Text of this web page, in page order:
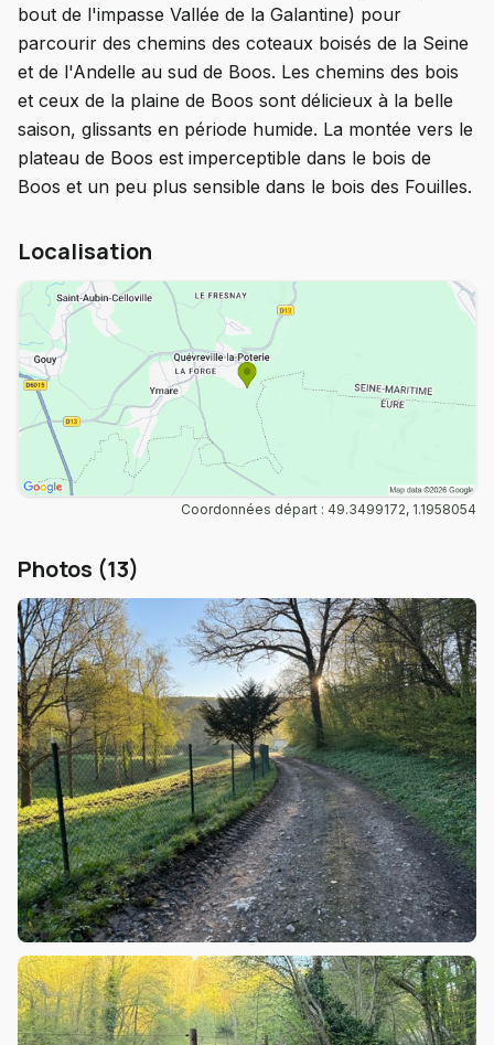
bout de l'impasse Vallée de la Galantine) pour
parcourir des chemins des coteaux boisés de la Seine
et de l'Andelle au sud de Boos. Les chemins des bois
et ceux de la plaine de Boos sont délicieux à la belle
saison, glissants en période humide. La montée vers le
plateau de Boos est imperceptible dans le bois de
Boos et un peu plus sensible dans le bois des Fouilles.
Localisation
Coordonnées départ : 49.3499172, 1.1958054
Photos (13)